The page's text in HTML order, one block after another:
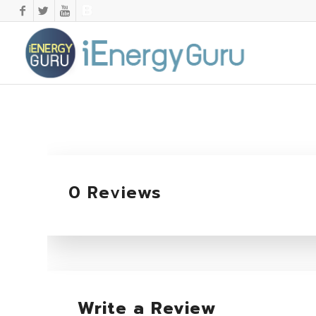
0 Reviews
Write a Review